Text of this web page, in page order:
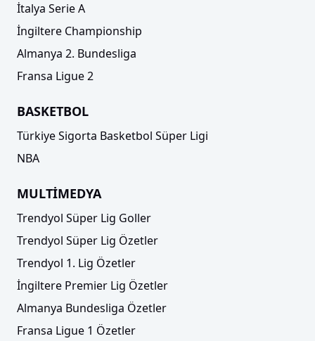
İtalya Serie A
İngiltere Championship
Almanya 2. Bundesliga
Fransa Ligue 2
BASKETBOL
Türkiye Sigorta Basketbol Süper Ligi
NBA
MULTİMEDYA
Trendyol Süper Lig Goller
Trendyol Süper Lig Özetler
Trendyol 1. Lig Özetler
İngiltere Premier Lig Özetler
Almanya Bundesliga Özetler
Fransa Ligue 1 Özetler